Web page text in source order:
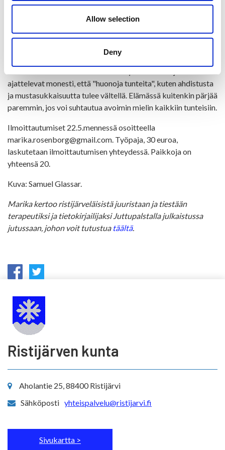
Allow selection
Deny
ohjaama mindfulness-harjoitus.
Tavoitteena on auttaa ihmisiä tunnistamaan ja säätelemään
omia tunteita ja myös rohkaista puhumaan omista tunteista.
ajattelevat monesti, että "huonoja tunteita", kuten ahdistusta
ja mustasukkaisuutta tulee vältellä. Elämässä kuitenkin pärjää
paremmin, jos voi suhtautua avoimin mielin kaikkiin tunteisiin.
Ilmoittautumiset 22.5.mennessä osoitteella
marika.rosenborg@gmail.com. Työpaja, 30 euroa,
laskutetaan ilmoittautumisen yhteydessä. Paikkoja on
yhteensä 20.
Kuva: Samuel Glassar.
Marika kertoo ristijärveläisistä juuristaan ja tiestään
terapeutiksi ja tietokirjailijaksi Juttupalstalla julkaistussa
jutussaan, johon voit tutustua täältä.
Ristijärven kunta
Aholantie 25, 88400 Ristijärvi
Sähköposti yhteispalvelu@ristijarvi.fi
Sivukartta >